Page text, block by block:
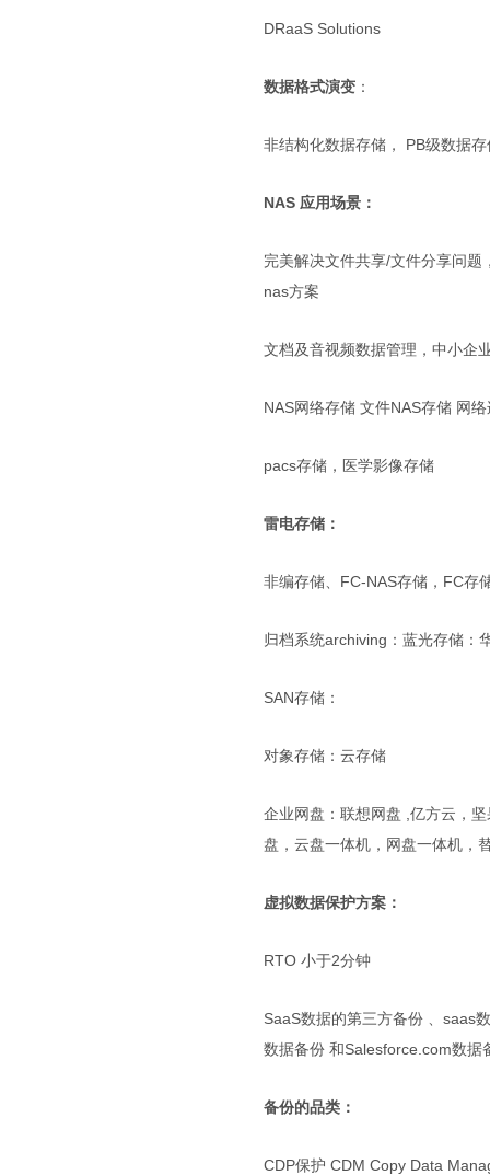
DRaaS Solutions
数据格式演变 ：
非结构化数据存储， PB级数据
NAS 应用场景：
完美解决文件共享/文件分享问
nas方案
文档及音视频数据管理，中小企
NAS网络存储 文件NAS存储 网
pacs存储，医学影像存储
雷电存储：
非编存储、FC-NAS存储，FC存
归档系统archiving：蓝光存储
SAN存储：
对象存储：云存储
企业网盘：联想网盘 ,亿方云，
盘，云盘一体机，网盘一体机，
虚拟数据保护方案：
RTO 小于2分钟
SaaS数据的第三方备份 、saas
数据备份 和Salesforce.com数据
备份的品类：
CDP保护 CDM Copy Data